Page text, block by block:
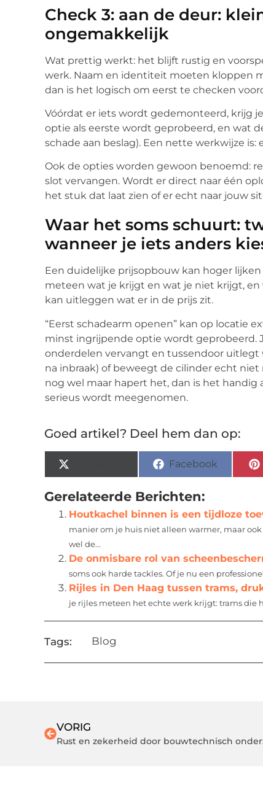
Check 3: aan de deur:
ongemakkelijk
Wat prettig werkt: het blijft rustig en
werk. Naam en identiteit moeten kloppen
dan is het logisch om eerst te checken
Vóórdat er iets wordt gedemonteerd, krijg
optie als eerste wordt geprobeerd, en wat
schade aan beslag). Een nette werkwijze
Ook de opties worden gewoon benoemd:
slot vervangen. Wordt er direct naar één
het stuk dat laat zien of er echt naar jouw
Waar het soms schuurt:
wanneer je iets anders
Een duidelijke prijsopbouw kan hoger lijken
meteen wat je krijgt en wat je niet krijgt,
kan uitleggen wat er in de prijs zit.
“Eerst schadearm openen” kan op locatie
minst ingrijpende optie wordt geprobeerd.
onderdelen vervangt en tussendoor uitlegt
na inbraak) of beweegt de cilinder echt niet
nog wel maar hapert het, dan is het handig
serieus wordt meegenomen.
Goed artikel? Deel hem dan op:
Facebook
Gerelateerde Berichten:
Houtkachel binnen is een tijdloze
manier om je huis niet alleen warmer, maar
wel de...
De onmisbare rol van
soms ook harde tackles. Of je nu een
Rijles in Den Haag tussen trams,
je rijles meteen het echte werk krijgt: trams die
Tags: Blog
VORIG
Rust en zekerheid door bouwtechnisch